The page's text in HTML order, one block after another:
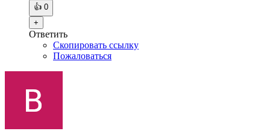
👍 0
+
Ответить
Скопировать ссылку
Пожаловаться